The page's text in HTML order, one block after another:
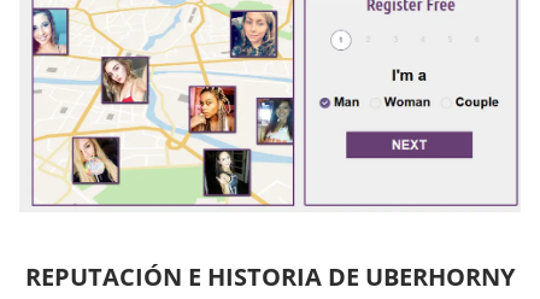
REPUTACIÓN E HISTORIA DE UBERHORNY